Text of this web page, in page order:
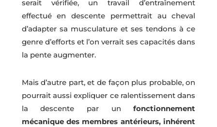
serait vérifiée, un travail d’entraînement
effectué en descente permettrait au cheval
d’adapter sa musculature et ses tendons à ce
genre d’efforts et l’on verrait ses capacités dans
la pente augmenter.
Mais d’autre part, et de façon plus probable, on
pourrait aussi expliquer ce ralentissement dans
la descente par unfonctionnement
mécanique des membres antérieurs, inhérent